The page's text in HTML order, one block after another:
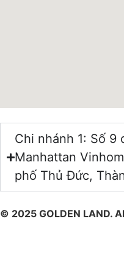
Chi nhánh 1: Số 9
Manhattan
phố Thủ Đức,
© 2025 GOLDEN LAND.